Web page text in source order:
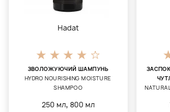
Hadat
ЗВОЛОЖУЮЧИЙ ШАМПУНЬ
HYDRO NOURISHING MOISTURE
SHAMPOO
250 мл, 800 мл